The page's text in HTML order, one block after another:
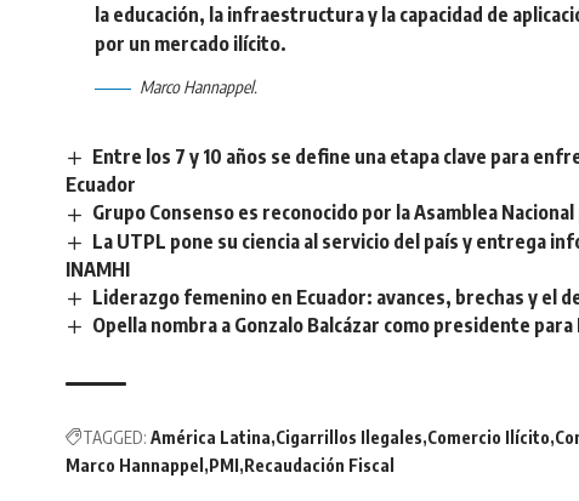
la educación, la infraestructura y la capacidad de
por un mercado ilícito.
Marco Hannappel.
Entre los 7 y 10 años se define una etapa clave para
Ecuador
Grupo Consenso es reconocido por la Asamblea
La UTPL pone su ciencia al servicio del país y entrega
INAMHI
Liderazgo femenino en Ecuador: avances, brechas y el
Opella nombra a Gonzalo Balcázar como presidente
TAGGED: América Latina Cigarrillos Ilegales Comercio Ilícito
Marco Hannappel PMI Recaudación Fiscal